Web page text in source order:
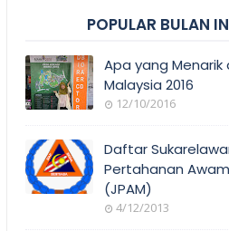
POPULAR BULAN
COVERAGE
Apa yang Menarik
Malaysia 2016
12/10/2016
Daftar
Pertahanan
(JPAM)
4/12/2013